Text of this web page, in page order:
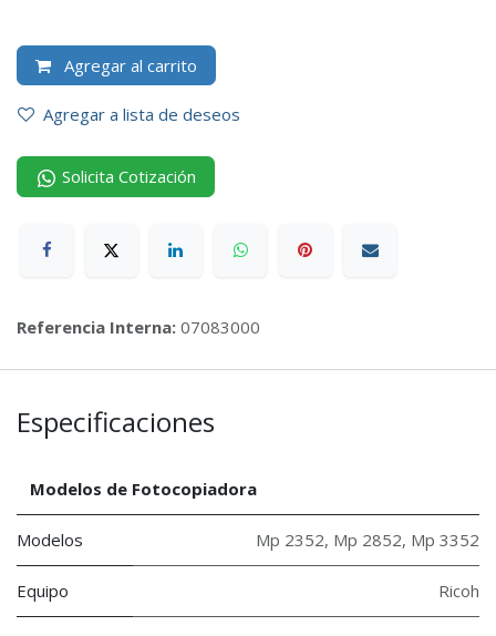
Agregar al carrito
Agregar a lista de deseos
Solicita Cotización
Referencia Interna: 07083000
Especificaciones
Modelos de Fotocopiadora
Modelos Mp 2352, Mp 2852, Mp 3352
Equipo Ricoh